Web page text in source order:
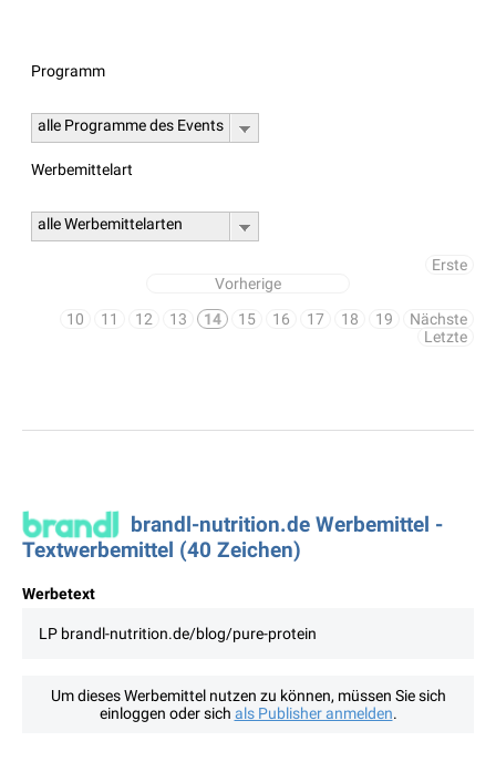
Programm
alle Programme des Events
Werbemittelart
alle Werbemittelarten
Erste
Vorherige
10
11 12 13 14 15 16 17 18 19
Nächste
Letzte
brandl-nutrition.de Werbemittel -
Textwerbemittel (40 Zeichen)
Werbetext
LP brandl-nutrition.de/blog/pure-protein
Um dieses Werbemittel nutzen zu können, müssen Sie sich
einloggen oder sich als Publisher anmelden.